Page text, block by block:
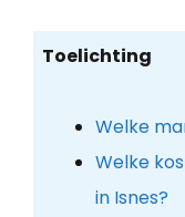
Toelichting
Welke
Welke
in Isnes?